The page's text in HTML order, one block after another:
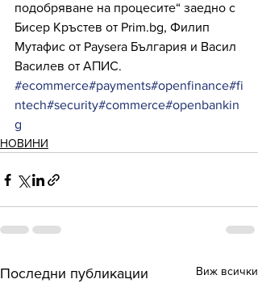
подобряване на процесите“ заедно с
Бисер Кръстев от Prim.bg, Филип
Мутафис от Paysera България и Васил
Василев от АПИС.
#ecommerce#payments#openfinance#fi
ntech#security#commerce#openbankin
g
НОВИНИ
Последни публикации Виж всички